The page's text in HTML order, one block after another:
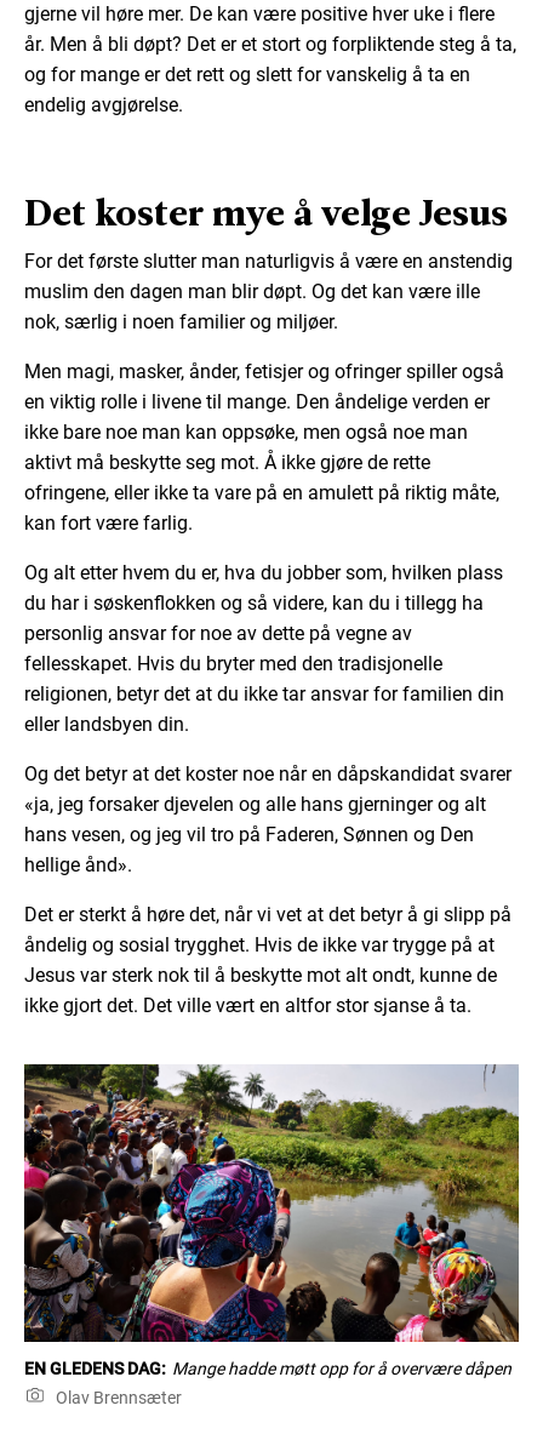
gjerne vil høre mer. De kan være positive hver uke i flere
år. Men å bli døpt? Det er et stort og forpliktende steg å ta,
og for mange er det rett og slett for vanskelig å ta en
endelig avgjørelse.
Det koster mye å velge Jesus
For det første slutter man naturligvis å være en anstendig
muslim den dagen man blir døpt. Og det kan være ille
nok, særlig i noen familier og miljøer.
Men magi, masker, ånder, fetisjer og ofringer spiller også
en viktig rolle i livene til mange. Den åndelige verden er
ikke bare noe man kan oppsøke, men også noe man
aktivt må beskytte seg mot. Å ikke gjøre de rette
ofringene, eller ikke ta vare på en amulett på riktig måte,
kan fort være farlig.
Og alt etter hvem du er, hva du jobber som, hvilken plass
du har i søskenflokken og så videre, kan du i tillegg ha
personlig ansvar for noe av dette på vegne av
fellesskapet. Hvis du bryter med den tradisjonelle
religionen, betyr det at du ikke tar ansvar for familien din
eller landsbyen din.
Og det betyr at det koster noe når en dåpskandidat svarer
«ja, jeg forsaker djevelen og alle hans gjerninger og alt
hans vesen, og jeg vil tro på Faderen, Sønnen og Den
hellige ånd».
Det er sterkt å høre det, når vi vet at det betyr å gi slipp på
åndelig og sosial trygghet. Hvis de ikke var trygge på at
Jesus var sterk nok til å beskytte mot alt ondt, kunne de
ikke gjort det. Det ville vært en altfor stor sjanse å ta.
EN GLEDENS DAG: Mange hadde møtt opp for å overvære dåpen
Olav Brennsæter